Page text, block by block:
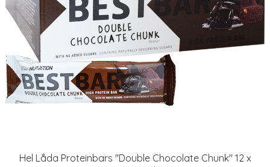
Hel Låda Proteinbars "Double Chocolate Chunk" 12 x